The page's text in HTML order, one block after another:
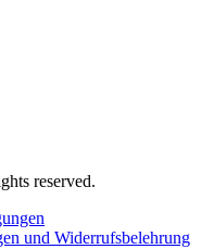
reserved.
und Widerrufsbelehrung